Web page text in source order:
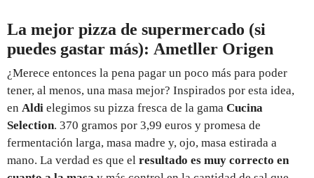
La mejor pizza de supermercado (si
puedes gastar más): Ametller Origen
¿Merece entonces la pena pagar un poco más para poder
tener, al menos, una masa mejor? Inspirados por esta idea,
en Aldi elegimos su pizza fresca de la gama Cucina
Selection. 370 gramos por 3,99 euros y promesa de
fermentación larga, masa madre y, ojo, masa estirada a
mano. La verdad es que el resultado es muy correcto en